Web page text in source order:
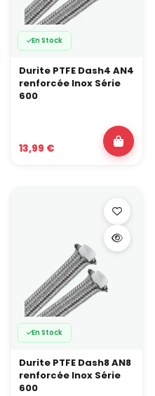
En Stock
Durite PTFE Dash4 AN4
renforcée Inox Série
600
13,99 €
En Stock
Durite PTFE Dash8 AN8
renforcée Inox Série
600